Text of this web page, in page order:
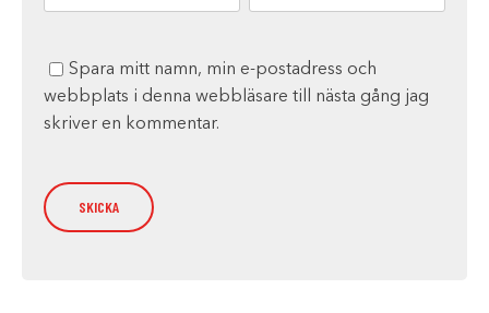
Spara mitt namn, min e-postadress och
webbplats i denna webbläsare till nästa gång jag
skriver en kommentar.